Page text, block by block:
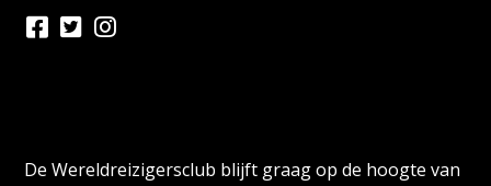
De Wereldreizigersclub blijft graag op de hoogte van